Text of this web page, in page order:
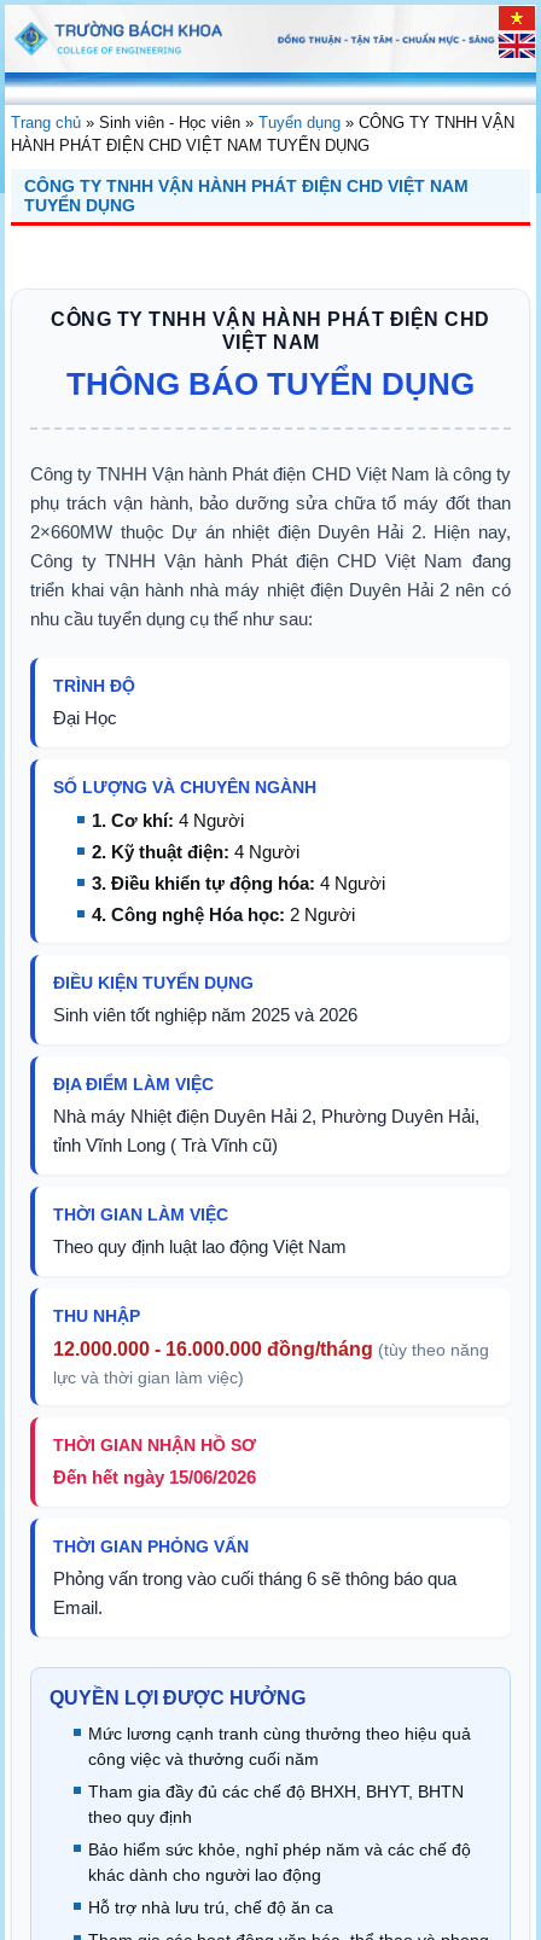
Trang chủ »Sinh viên - Học viên »Tuyển dụng »CÔNG TY TNHH VẬN
HÀNH PHÁT ĐIỆN CHD VIỆT NAM TUYỂN DỤNG
CÔNG TY TNHH VẬN HÀNH PHÁT ĐIỆN CHD VIỆT NAM
TUYỂN DỤNG
CÔNG TY TNHH VẬN HÀNH PHÁT ĐIỆN CHD
VIỆT NAM
THÔNG BÁO TUYỂN DỤNG
Công ty TNHH Vận hành Phát điện CHD Việt Nam là công ty
phụ trách vận hành, bảo dưỡng sửa chữa tổ máy đốt than
2×660MW thuộc Dự án nhiệt điện Duyên Hải 2. Hiện nay,
Công ty TNHH Vận hành Phát điện CHD Việt Nam đang
triển khai vận hành nhà máy nhiệt điện Duyên Hải 2 nên có
nhu cầu tuyển dụng cụ thể như sau:
TRÌNH ĐỘ
Đại Học
SỐ LƯỢNG VÀ CHUYÊN NGÀNH
1. Cơ khí: 4 Người
2. Kỹ thuật điện: 4 Người
3. Điều khiển tự động hóa: 4 Người
4. Công nghệ Hóa học: 2 Người
ĐIỀU KIỆN TUYỂN DỤNG
Sinh viên tốt nghiệp năm 2025 và 2026
ĐỊA ĐIỂM LÀM VIỆC
Nhà máy Nhiệt điện Duyên Hải 2, Phường Duyên Hải,
tỉnh Vĩnh Long ( Trà Vĩnh cũ)
THỜI GIAN LÀM VIỆC
Theo quy định luật lao động Việt Nam
THU NHẬP
12.000.000 - 16.000.000 đồng/tháng (tùy theo năng
lực và thời gian làm việc)
THỜI GIAN NHẬN HỒ SƠ
Đến hết ngày 15/06/2026
THỜI GIAN PHỎNG VẤN
Phỏng vấn trong vào cuối tháng 6 sẽ thông báo qua
Email.
QUYỀN LỢI ĐƯỢC HƯỞNG
Mức lương cạnh tranh cùng thưởng theo hiệu quả
công việc và thưởng cuối năm
Tham gia đầy đủ các chế độ BHXH, BHYT, BHTN
theo quy định
Bảo hiểm sức khỏe, nghỉ phép năm và các chế độ
khác dành cho người lao động
Hỗ trợ nhà lưu trú, chế độ ăn ca